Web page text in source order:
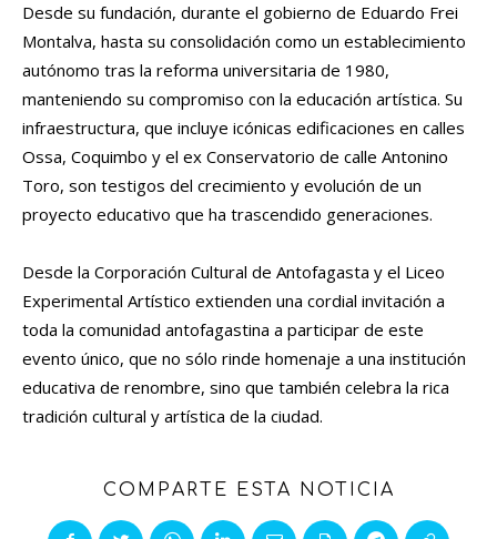
Desde su fundación, durante el gobierno de Eduardo Frei
Montalva, hasta su consolidación como un establecimiento
autónomo tras la reforma universitaria de 1980,
manteniendo su compromiso con la educación artística. Su
infraestructura, que incluye icónicas edificaciones en calles
Ossa, Coquimbo y el ex Conservatorio de calle Antonino
Toro, son testigos del crecimiento y evolución de un
proyecto educativo que ha trascendido generaciones.
Desde la Corporación Cultural de Antofagasta y el Liceo
Experimental Artístico extienden una cordial invitación a
toda la comunidad antofagastina a participar de este
evento único, que no sólo rinde homenaje a una institución
educativa de renombre, sino que también celebra la rica
tradición cultural y artística de la ciudad.
COMPARTE ESTA NOTICIA